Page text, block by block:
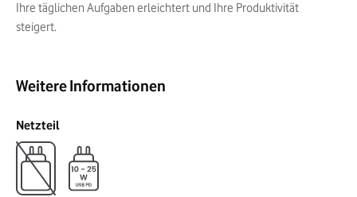
Ihre täglichen Aufgaben erleichtert und Ihre Produktivität
steigert.
Weitere Informationen
Netzteil